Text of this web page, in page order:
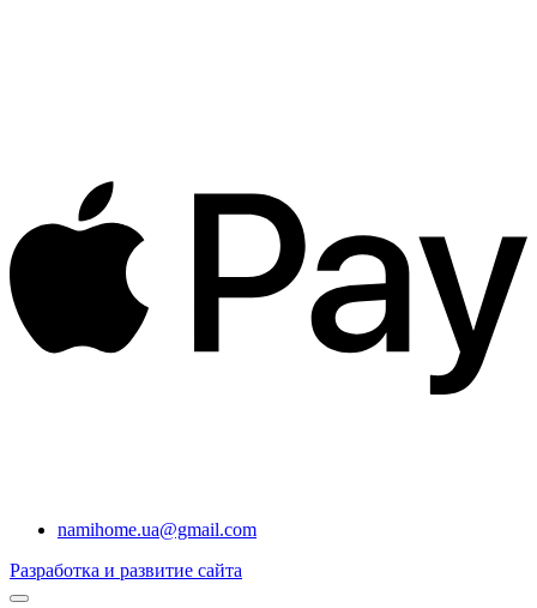
namihome.ua@gmail.com
Разработка и развитие сайта